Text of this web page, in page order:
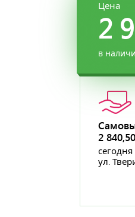
Цена
2
в
2 840,50
сегодня
ул.